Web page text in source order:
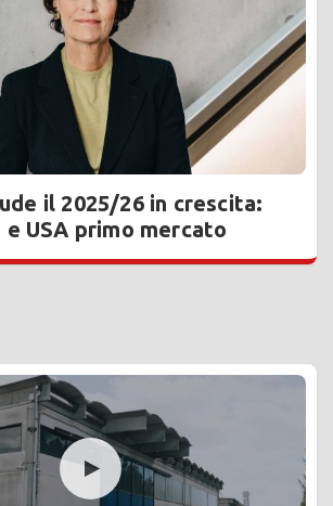
il 2025/26 in crescita:
e USA primo mercato